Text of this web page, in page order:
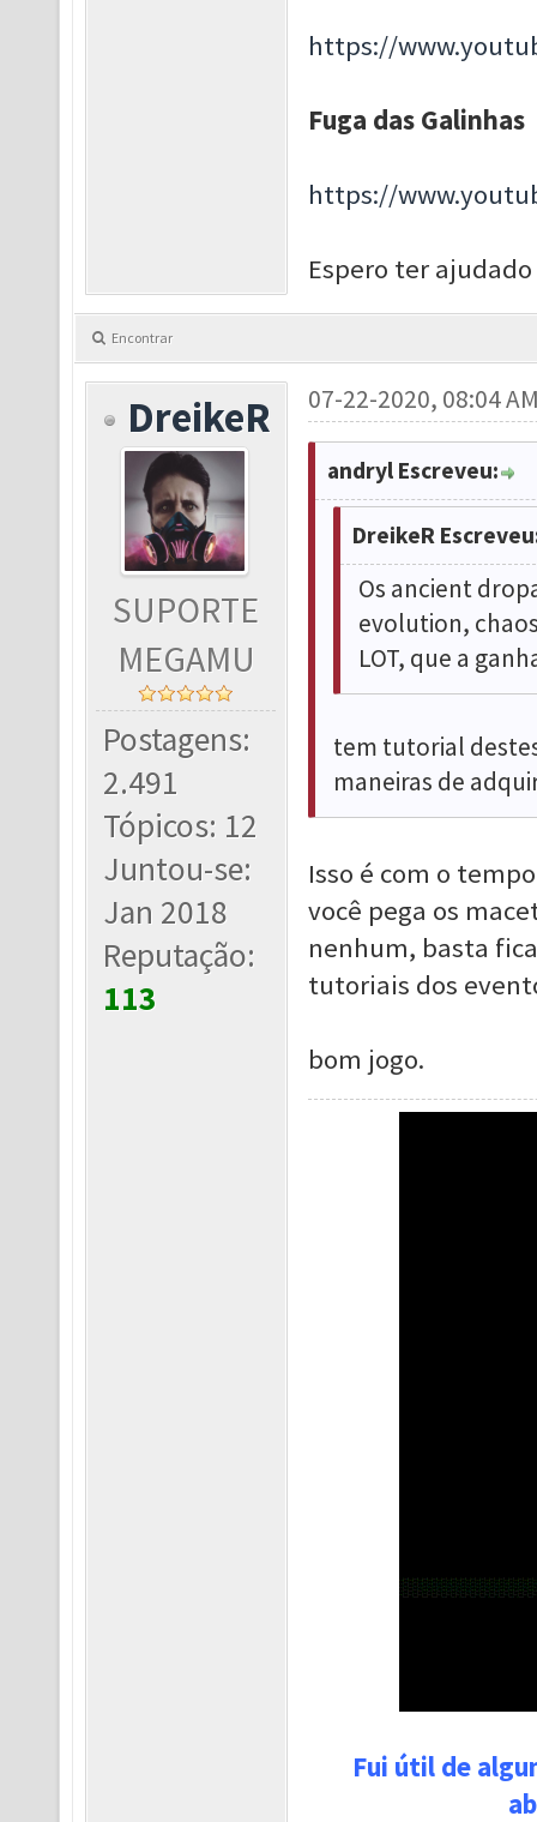
https://
Fuga das Galinhas
https://
Espero ter
Encontrar
DreikeR
SUPORTE
MEGAMU
Postagens:
2.491
Tópicos: 12
Juntou-se:
Jan 2018
Reputação:
113
07-22-2020, 08:04
andryl Escreveu:
DreikeR
Os ancient
evolution,
LOT, que a
tem tutorial
maneiras de
Isso é com o
você pega os
nenhum, basta
tutoriais dos
bom jogo.
Fui útil de